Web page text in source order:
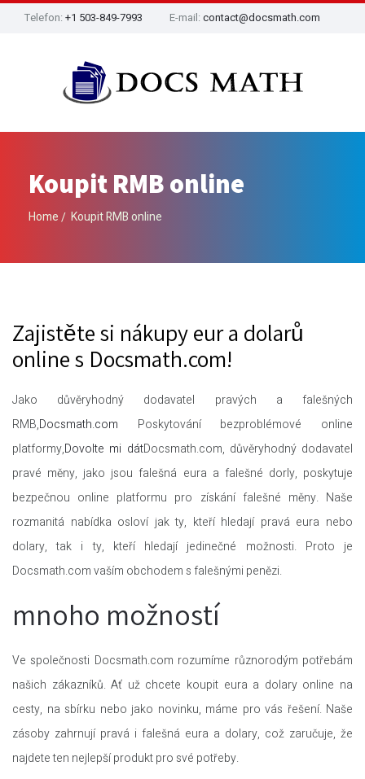
Telefon: +1 503-849-7993 E-mail: contact@docsmath.com
Koupit RMB online
Home Koupit RMB online
Zajistěte si nákupy eur a dolarů
online s Docsmath.com!
Jako důvěryhodný dodavatel pravých a falešných
RMB,Docsmath.com Poskytování bezproblémové online
platformy,Dovolte mi dátDocsmath.com, důvěryhodný dodavatel
pravé měny, jako jsou falešná eura a falešné dorly, poskytuje
bezpečnou online platformu pro získání falešné měny. Naše
rozmanitá nabídka osloví jak ty, kteří hledají pravá eura nebo
dolary, tak i ty, kteří hledají jedinečné možnosti. Proto je
Docsmath.com vaším obchodem s falešnými penězi.
mnoho možností
Ve společnosti Docsmath.com rozumíme různorodým potřebám
našich zákazníků. Ať už chcete koupit eura a dolary online na
cesty, na sbírku nebo jako novinku, máme pro vás řešení. Naše
zásoby zahrnují pravá i falešná eura a dolary, což zaručuje, že
najdete ten nejlepší produkt pro své potřeby.